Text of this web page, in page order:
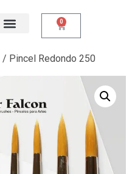
0
/ Pincel Redondo 250